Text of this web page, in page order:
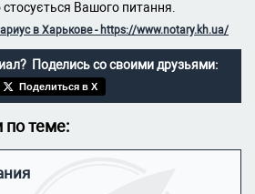
Вашого питання.
в Харькове - https://www.notary.kh.ua/
Поделись со своими друзьями:
Поделиться в X
по теме: